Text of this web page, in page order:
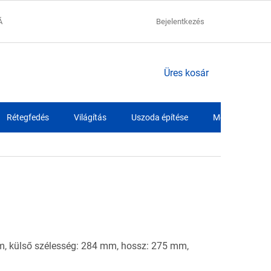
SZÁLLÍTÁSI FELTÉTELEK
Bejelentkezés
KOSÁR
Üres kosár
Rétegfedés Világítás Uszoda építése Medence fóliák
külső szélesség: 284 mm, hossz: 275 mm,